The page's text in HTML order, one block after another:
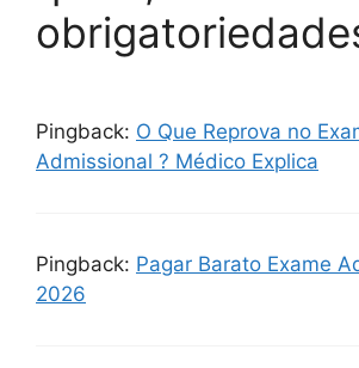
Pingback: O Que Reprova no
Admissional ? Médico Explica
Pingback: Pagar Barato Exame
2026